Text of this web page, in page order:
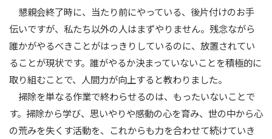
懇親会終了時に、当たり前にやっている、後片付けのお手
伝いですが、私たち以外の人はまずやりません。残念ながら
誰かがやるべきことがはっきりしているのに、放置されてい
ることが現状です。誰がやるか決まっていないことを積極的に
取り組むことで、人間力が向上すると教わりました。
掃除を単なる作業で終わらせるのは、もったいないことで
す。掃除から学び、思いやりや感動の心を育み、世の中から心
の荒みを失くす活動を、これからも力を合わせて続けていき